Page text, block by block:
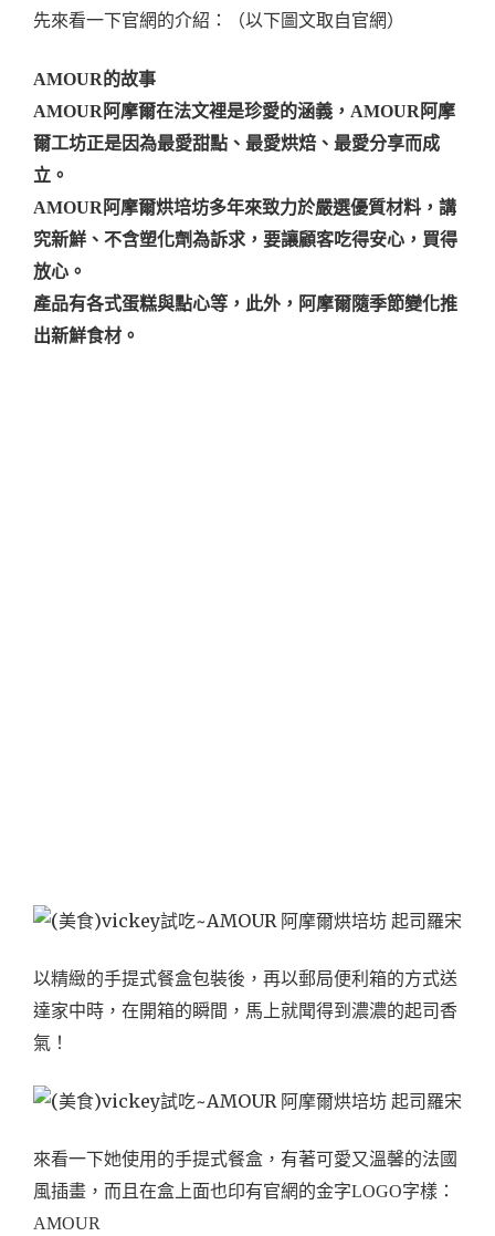
先來看一下官網的介紹：（以下圖文取自官網）
AMOUR的故事
AMOUR阿摩爾在法文裡是珍愛的涵義，AMOUR阿摩
爾工坊正是因為最愛甜點、最愛烘焙、最愛分享而成
立。
AMOUR阿摩爾烘培坊多年來致力於嚴選優質材料，講
究新鮮、不含塑化劑為訴求，要讓顧客吃得安心，買得
放心。
產品有各式蛋糕與點心等，此外，阿摩爾隨季節變化推
出新鮮食材。
以精緻的手提式餐盒包裝後，再以郵局便利箱的方式送
達家中時，在開箱的瞬間，馬上就聞得到濃濃的起司香
氣！
來看一下她使用的手提式餐盒，有著可愛又溫馨的法國
風插畫，而且在盒上面也印有官網的金字LOGO字樣：
AMOUR